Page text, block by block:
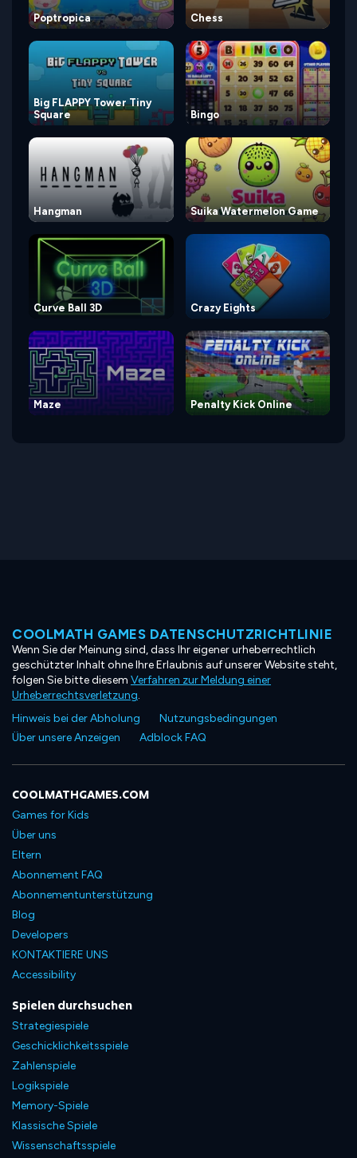
Poptropica Chess
Big FLAPPY Tower Tiny
Square
Bingo
Hangman Suika Watermelon Game
Curve Ball 3D Crazy Eights
Maze Penalty Kick Online
COOLMATH GAMES DATENSCHUTZRICHTLINIE
Wenn Sie der Meinung sind, dass Ihr eigener urheberrechtlich
geschützter Inhalt ohne Ihre Erlaubnis auf unserer Website steht,
folgen Sie bitte diesem Verfahren zur Meldung einer
Urheberrechtsverletzung.
Hinweis bei der Abholung
Nutzungsbedingungen
Über unsere Anzeigen
Adblock FAQ
COOLMATHGAMES.COM
Games for Kids
Über uns
Eltern
Abonnement FAQ
Abonnementunterstützung
Blog
Developers
KONTAKTIERE UNS
Accessibility
Spielen durchsuchen
Strategiespiele
Geschicklichkeitsspiele
Zahlenspiele
Logikspiele
Memory-Spiele
Klassische Spiele
Wissenschaftsspiele